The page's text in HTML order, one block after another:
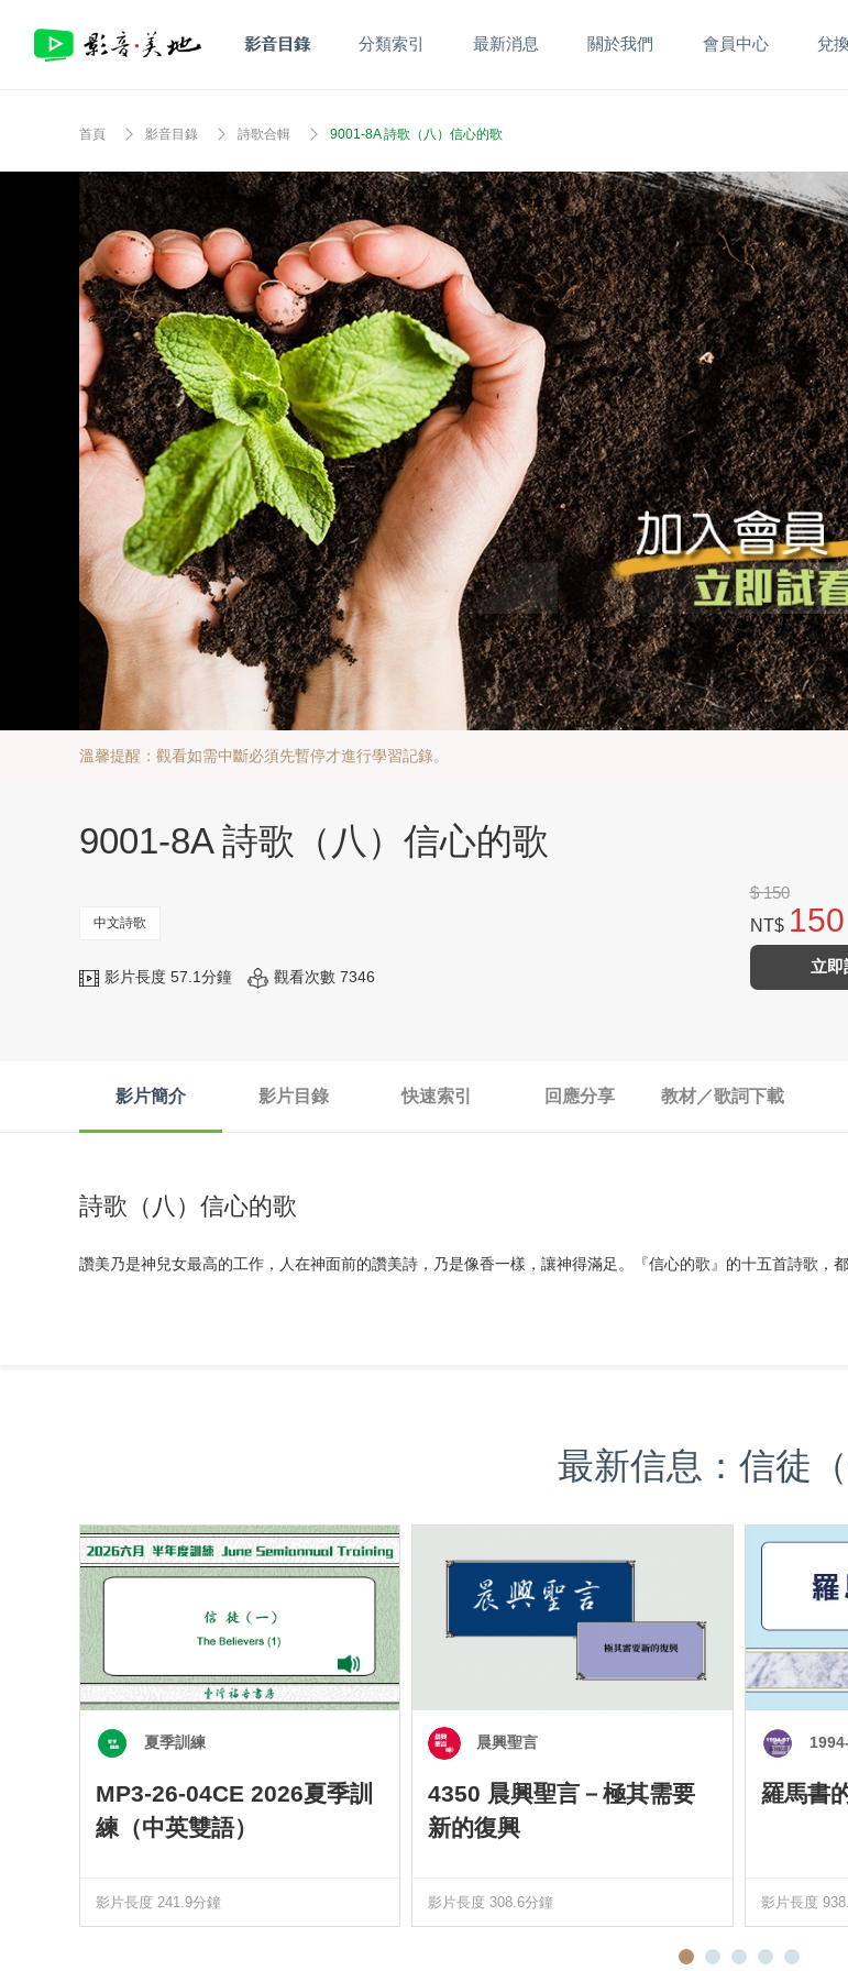
影音目錄 分類索引 最新消息 關於我們 會員中心 兌換
首頁 影音目錄 詩歌合輯 9001-8A 詩歌（八）信心的歌
溫馨提醒：觀看如需中斷必須先暫停才進行學習記錄。
9001-8A 詩歌（八）信心的歌
中文詩歌
影片長度 57.1分鐘 觀看次數 7346
$ 150
NT$ 150
立即
影片簡介 影片目錄 快速索引 回應分享 教材／歌詞下載
詩歌（八）信心的歌
讚美乃是神兒女最高的工作，人在神面前的讚美詩，乃是像香一樣，讓神得滿足。『信心的歌』的十五首詩歌，
最新信息：信徒（
夏季訓練
MP3-26-04CE 2026夏季訓
練（中英雙語）
影片長度 241.9分鐘
晨興聖言
4350 晨興聖言－極其需要
新的復興
影片長度 308.6分鐘
羅馬書
影片長度